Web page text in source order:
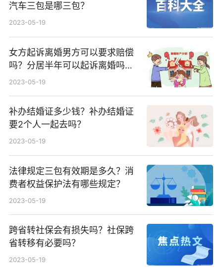
汽车三包是哪三包？
2023-05-19
女方起诉离婚男方可以要求赔偿
吗？分居半年可以起诉离婚吗？
起诉离婚的条件有哪些？
2023-05-19
补办结婚证多少钱？补办结婚证
要2个人一起去吗？
2023-05-19
法律规定三包有效期是多久？消
费者权益保护法有哪些规定？
2023-05-19
跨省转社保会有损失吗？社保跨
省转移有必要吗？
2023-05-19